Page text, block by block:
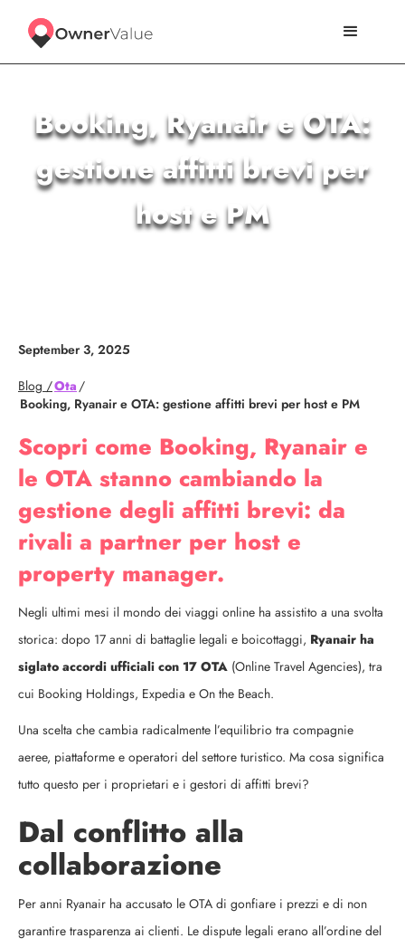
Booking, Ryanair e OTA:
gestione affitti brevi per
host e PM
September 3, 2025
Blog /Ota /
Booking, Ryanair e OTA: gestione affitti brevi per host e PM
Scopri come Booking, Ryanair e
le OTA stanno cambiando la
gestione degli affitti brevi: da
rivali a partner per host e
property manager.
Negli ultimi mesi il mondo dei viaggi online ha assistito a una svolta
storica: dopo 17 anni di battaglie legali e boicottaggi, Ryanair ha
siglato accordi ufficiali con 17 OTA (Online Travel Agencies), tra
cui Booking Holdings, Expedia e On the Beach.
Una scelta che cambia radicalmente l’equilibrio tra compagnie
aeree, piattaforme e operatori del settore turistico. Ma cosa significa
tutto questo per i proprietari e i gestori di affitti brevi?
Dal conflitto alla
collaborazione
Per anni Ryanair ha accusato le OTA di gonfiare i prezzi e di non
garantire trasparenza ai clienti. Le dispute legali erano all’ordine del